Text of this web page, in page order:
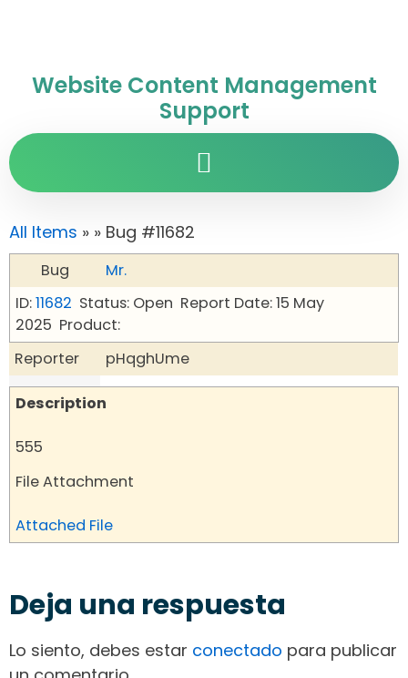
Website Content Management
Support
All Items » » Bug #11682
Bug
Mr.
ID:11682 Status: Open Report Date: 15 May
2025 Product:
Reporter
pHqghUme
Description
555
File Attachment
Attached File
Deja una respuesta
Lo siento, debes estar conectado para publicar